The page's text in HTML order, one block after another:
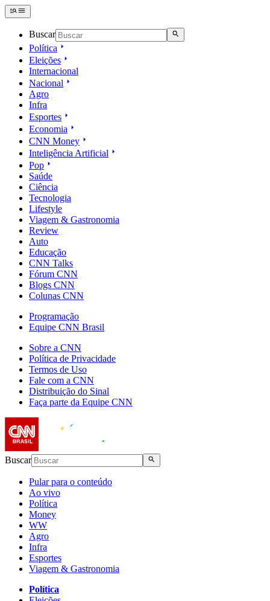
Buscar
Política
Eleições
Internacional
Nacional
Agro
Infra
Esportes
Economia
CNN Money
Inteligência Artificial
Pop
Saúde
Ciência
Tecnologia
Lifestyle
Viagem & Gastronomia
Review
Auto
Educação
CNN Talks
Fórum CNN
Blogs CNN
Colunas CNN
Programação
Equipe CNN Brasil
Sobre a CNN
Política de Privacidade
Termos de Uso
Fale com a CNN
Distribuição do Sinal
Faça parte da Equipe CNN
Buscar
Pular para o conteúdo
Ao vivo
Política
Money
WW
Agro
Infra
Esportes
Viagem & Gastronomia
Política